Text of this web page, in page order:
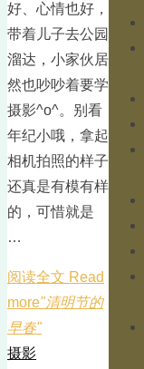
好、心情也好，
带着儿子去公园
溜达，小家伙居
然也吵吵着要学
摄影^o^。别看
年纪小哦，拿起
相机拍照的样子
还真是有模有样
的，可惜就是
…
阅读全文 Read
more"清明节的
早春"
摄影